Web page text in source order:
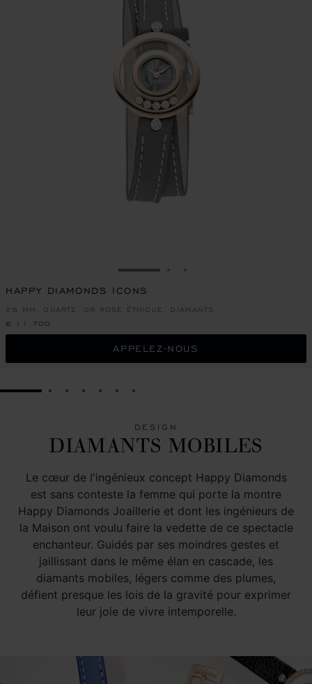
ALLER À LA DIAPOSITIVE 1
HAPPY DIAMONDS ICONS
26 MM, QUARTZ, OR ROSE ÉTHIQUE, DIAMANTS
€ 11,700
APPELEZ-NOUS
GO TO SLIDE 1GO TO SLIDE 2
GO TO SLIDE 3
GO TO SLIDE 4
GO TO SLIDE 5
GO TO SLIDE 6
GO TO SLIDE 7
DESIGN
DIAMANTS MOBILES
Le cœur de l'ingénieux concept Happy Diamonds
est sans conteste la femme qui porte la montre
Happy Diamonds Joaillerie et dont les ingénieurs de
la Maison ont voulu faire la vedette de ce spectacle
enchanteur. Guidés par ses moindres gestes et
jaillissant dans le même élan en cascade, les
diamants mobiles, légers comme des plumes,
défient presque les lois de la gravité pour exprimer
leur joie de vivre intemporelle.